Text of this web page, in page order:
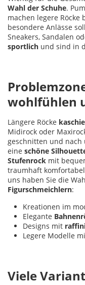
Wahl der Schuhe.
machen legere
besondere Anlässe
Sneakers, Sandalen
sportlich und sind in
wohlfühlen
Längere Röcke
Midirock oder
geschnitten und
eine schöne
Stufenrock mit
traumhaft
uns haben Sie die
Figurschmeichlern:
Kreationen im
Elegante
Designs mit
Legere Modelle
Viele